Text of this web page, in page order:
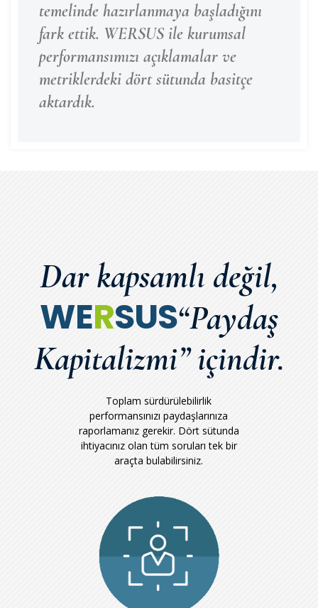
temelinde hazırlanmaya başladığını
fark ettik. WERSUS ile kurumsal
performansımızı açıklamalar ve
metriklerdeki dört sütunda basitçe
aktardık.
Dar kapsamlı değil,
WERSUS“Paydaş
Kapitalizmi” içindir.
Toplam sürdürülebilirlik
performansınızı paydaşlarınıza
raporlamanız gerekir. Dört sütunda
ihtiyacınız olan tüm soruları tek bir
araçta bulabilirsiniz.